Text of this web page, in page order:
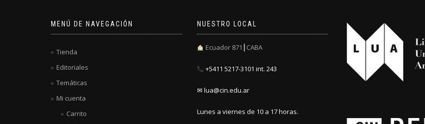
MENÚ DE NAVEGACIÓN
Tienda
Editoriales
Temáticas
Mi cuenta
Carrito
NUESTRO LOCAL
Ecuador 871┃CABA
+5411 5217-3101 int. 243
✉ lua@cin.edu.ar
Lunes a viernes de 10 a 17 horas.